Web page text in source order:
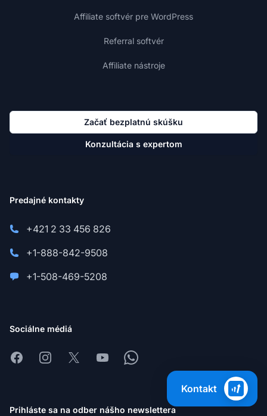
Affiliate softvér pre WordPress
Referral softvér
Affiliate nástroje
Začať bezplatnú skúšku
Konzultácia s expertom
Predajné kontakty
+421 2 33 456 826
+1-888-842-9508
+1-508-469-5208
Sociálne médiá
FacebookInstagram
X YoutubeWhatsapp
Prihláste sa na odber nášho newslettera
Kontakt